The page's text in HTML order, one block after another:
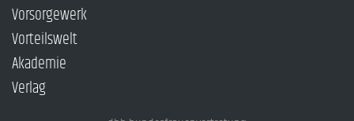
Vorsorgewerk
Vorteilswelt
Akademie
Verlag